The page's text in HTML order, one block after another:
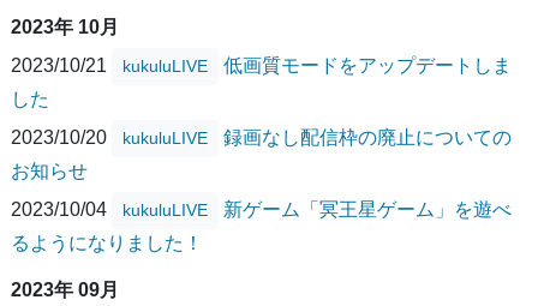
2023年 10月
2023/10/21
kukuluLIVE
低画質モードをアップデートしま
した
2023/10/20
kukuluLIVE
録画なし配信枠の廃止についての
お知らせ
2023/10/04
kukuluLIVE
新ゲーム「冥王星ゲーム」を遊べ
るようになりました！
2023年 09月